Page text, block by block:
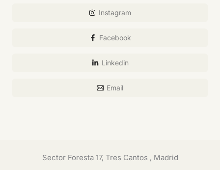
Instagram
Facebook
Linkedin
Email
Sector Foresta 17, Tres Cantos , Madrid